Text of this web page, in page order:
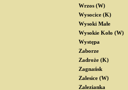
Wrzos (W)
Wysocice (K)
Wysoki Małe
Wysokie Koło (W)
Występa
Zaborze
Zadroże (K)
Zagnańsk
Zalesice (W)
Zalezianka